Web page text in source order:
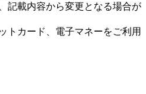
記載内容から変更となる場合が
トカード、電子マネーをご利用